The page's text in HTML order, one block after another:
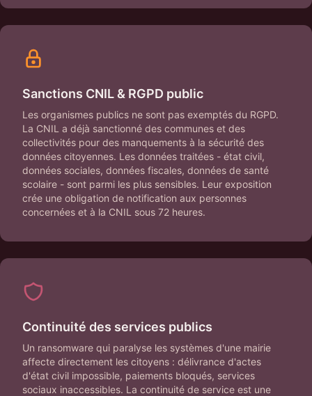
Sanctions CNIL & RGPD public
Les organismes publics ne sont pas exemptés du RGPD.
La CNIL a déjà sanctionné des communes et des
collectivités pour des manquements à la sécurité des
données citoyennes. Les données traitées - état civil,
données sociales, données fiscales, données de santé
scolaire - sont parmi les plus sensibles. Leur exposition
crée une obligation de notification aux personnes
concernées et à la CNIL sous 72 heures.
Continuité des services publics
Un ransomware qui paralyse les systèmes d'une mairie
affecte directement les citoyens : délivrance d'actes
d'état civil impossible, paiements bloqués, services
sociaux inaccessibles. La continuité de service est une